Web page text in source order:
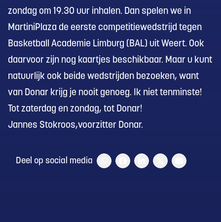
zondag om 19.30 uur inhalen. Dan spelen we in
MartiniPlaza de eerste competitiewedstrijd tegen
Basketball Academie Limburg (BAL) uit Weert. Ook
daarvoor zijn nog kaartjes beschikbaar. Maar u kunt
natuurlijk ook beide wedstrijden bezoeken, want
van Donar krijg je nooit genoeg. Ik niet tenminste!
Tot zaterdag en zondag, tot Donar!
Jannes Stokroos,voorzitter Donar.
Deel op social media